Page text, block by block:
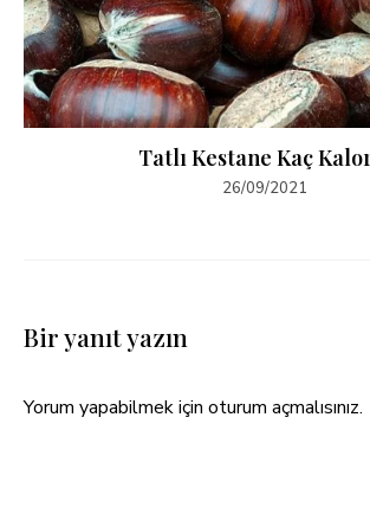
Tatlı Kestane Kaç
26/09/2021
Bir yanıt yazın
Yorum yapabilmek için oturum açmalısınız.